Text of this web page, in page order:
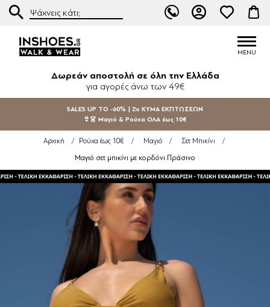
Δωρεάν αποστολή σε όλη την Ελλάδα
για αγορές άνω των 49€
SALES UP TO -60% | 2ο ΚΥΜΑ ΕΚΠΤΩΣΕΩΝ
👙👗 Μαγιό & Ρούχα ΟΛΑ έως 10€
Αρχική / Ρούχα έως 10€ / Μαγιό / Σετ Μπικίνι /
Μαγιό σετ μπικίνι με κορδόνι Πράσινο